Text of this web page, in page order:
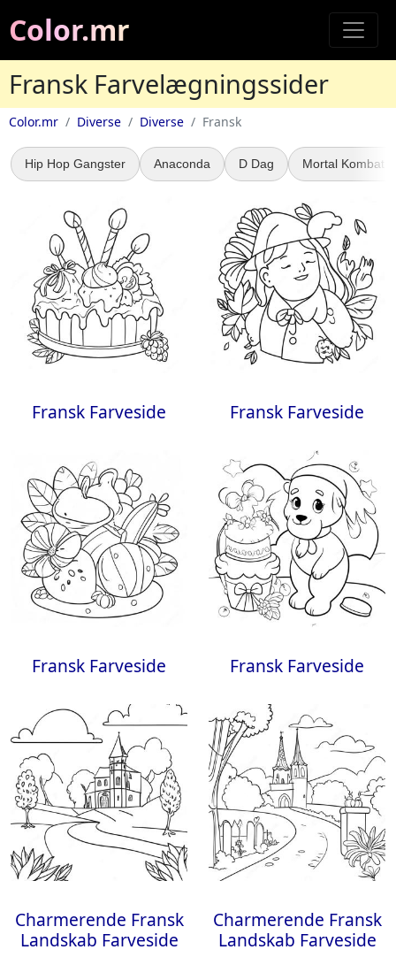
Color.mr
Fransk Farvelægningssider
Color.mr Diverse Diverse Fransk
Hip Hop Gangster Anaconda D Dag Mortal Kombat
Fransk Farveside Fransk Farveside
Fransk Farveside Fransk Farveside
Charmerende Fransk
Landskab Farveside
Charmerende Fransk
Landskab Farveside